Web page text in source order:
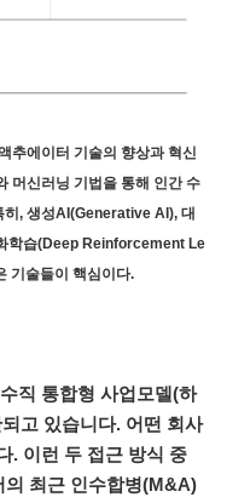
추에이터 기술의 향상과 혁신
머신러닝 기법을 통해 인간 수
히, 생성AI(Generative AI), 대
학습(Deep Reinforcement Le
기술들이 핵심이다.
직 통합형 사업모델(하
고 있습니다. 어떤 회사
. 이런 두 접근 방식 중
의 최근 인수합병(M&A)